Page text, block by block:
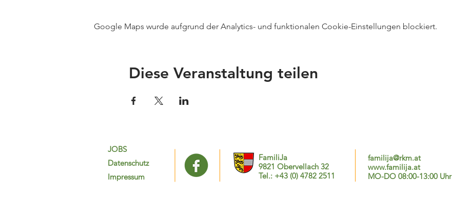
Google Maps wurde aufgrund der Analytics- und funktionalen Cookie-Einstellungen blockiert.
Diese Veranstaltung teilen
JOBS
Datenschutz
Impressum
FamiliJa
9821 Obervellach 32
Tel.: +43 (0) 4782 2511
familija@rkm.at
www.familija.at
MO-DO 08:00-13:00 Uhr